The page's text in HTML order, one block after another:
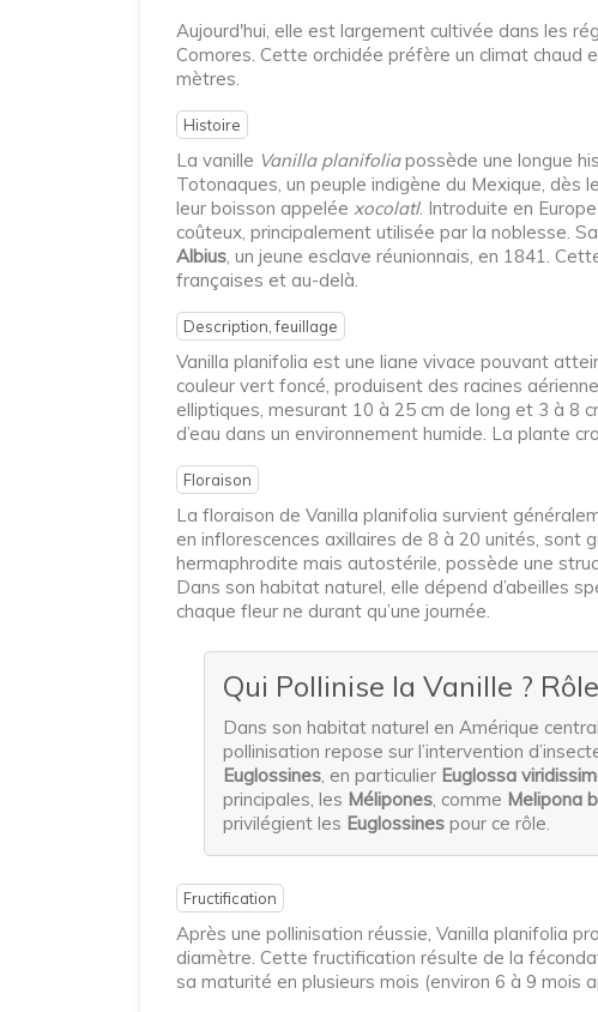
Aujourd'hui, elle est largement cultivée dans les
Comores. Cette orchidée préfère un climat
mètres.
Histoire
La vanille Vanilla planifoliapossède une longue
Totonaques, un peuple indigène du Mexique,
leur boisson appelée xocolatl. Introduite en
coûteux, principalement utilisée par la noblesse.
Albius , un jeune esclave réunionnais, en 1841.
françaises et au-delà.
Description, feuillage
Vanilla planifolia est une liane vivace pouvant
couleur vert foncé, produisent des racines
elliptiques, mesurant 10 à 25 cm de long et 3 à 8
d’eau dans un environnement humide. La plante
Floraison
La floraison de Vanilla planifolia survient
en inflorescences axillaires de 8 à 20 unités, sont
hermaphrodite mais autostérile, possède une
Dans son habitat naturel, elle dépend d’abeilles
chaque fleur ne durant qu’une journée.
Qui Pollinise la Vanille ?
Dans son habitat naturel en Amérique
pollinisation repose sur l’intervention
Euglossines, en particulier Euglossa
principales, les Mélipones, comme Melipona
privilégient les Euglossines pour ce rôle.
Fructification
Après une pollinisation réussie, Vanilla planifolia
diamètre. Cette fructification résulte de la
sa maturité en plusieurs mois (environ 6 à 9 mois